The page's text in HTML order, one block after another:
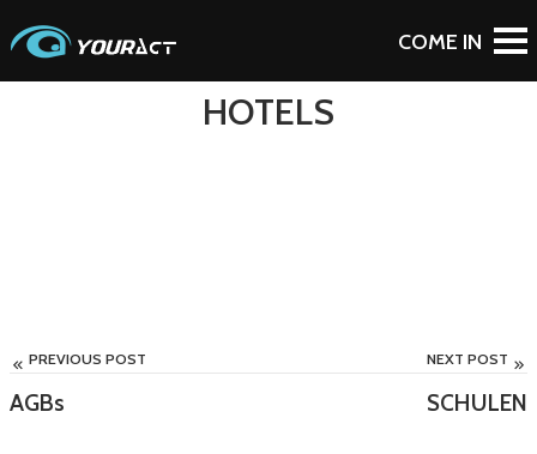
To Blog
HOTELS
PREVIOUS POST
AGBs
NEXT POST
SCHULEN